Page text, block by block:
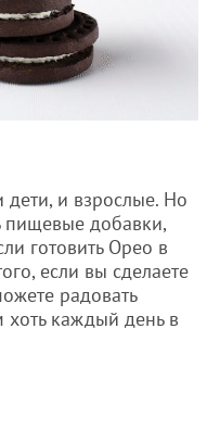
и взрослые. Но
пищевые добавки,
готовить Орео в
если вы сделаете
радовать
каждый день в